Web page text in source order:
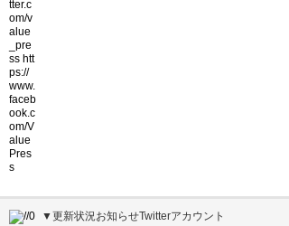
▼更新状況お知らせTwitterアカウント